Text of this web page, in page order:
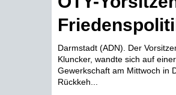
Darmstadt (ADN). Der
Kluncker, wandte sich auf
Gewerkschaft am Mittwoch in
Rückkeh...